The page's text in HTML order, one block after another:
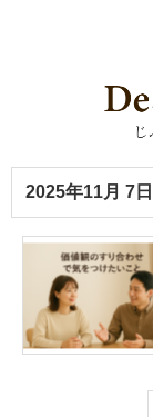
2025年11月 7日